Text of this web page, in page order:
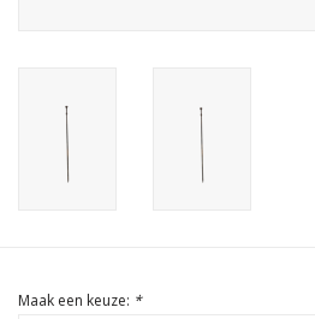
Maak een keuze: *